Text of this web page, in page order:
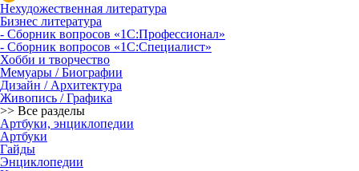
Нехудожественная литература
Бизнес литература
- Сборник вопросов «1С:Профессионал»
- Сборник вопросов «1С:Специалист»
Хобби и творчество
Мемуары / Биографии
Дизайн / Архитектура
Живопись / Графика
>> Все разделы
Артбуки, энциклопедии
Артбуки
Гайды
Энциклопедии